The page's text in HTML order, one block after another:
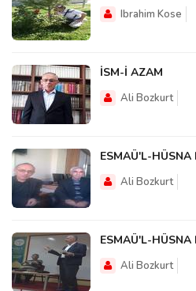
Ibrahim Kose
İSM-İ AZAM
Ali Bozkurt
ESMAÜ'L-
Ali Bozkurt
ESMAÜ'L-HÜSNA
Ali Bozkurt